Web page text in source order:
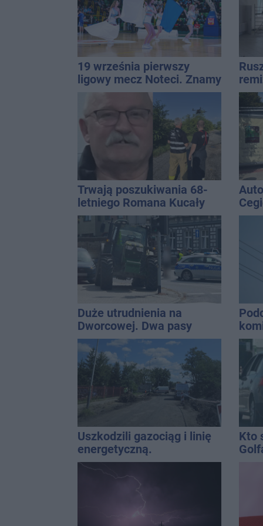
19 września pierwszy
ligowy mecz Noteci. Znamy
cały terminarz
Trwają poszukiwania 68-
letniego Romana Kucały
Duże utrudnienia na
Dworcowej. Dwa pasy
blokowała przyczepa od
ciągnika
Uszkodzili gazociąg i linię
energetyczną.
Interweniowały służby
Kto